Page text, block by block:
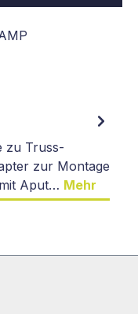
zu Truss-
zur Montage
Aput… Mehr